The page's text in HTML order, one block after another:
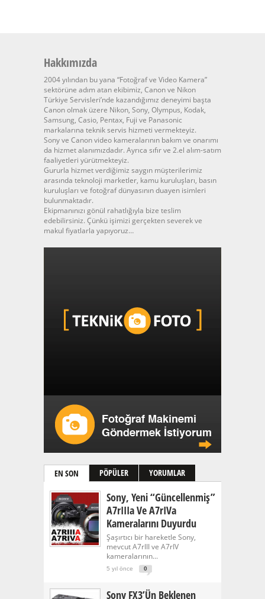
Hakkımızda
2004 yılından bu yana “Fotoğraf ve Video Kamera”
sektörüne adım atan ekibimiz, Canon ve Nikon
Türkiye Servisleri’nde kazandığımız deneyimi başta
Canon olmak üzere Nikon, Sony, Olympus, Kodak,
Samsung, Casio, Pentax, Fuji ve Panasonic
markalarına teknik servis hizmeti vermekteyiz.
Sony ve Canon video kameralarının bakım ve onarımı
da hizmet alanımızdadır. Ayrıca sıfır ve 2.el alım-satım
faaliyetleri yürütmekteyiz.
Gururla hizmet verdiğimiz saygın müşterilerimiz
arasında teknoloji marketler, kamu kuruluşları, basın
kuruluşları ve fotoğraf dünyasının duayen isimleri
bulunmaktadır.
Ekipmanınızı gönül rahatlığıyla bize teslim
edebilirsiniz. Çünkü işimizi gerçekten severek ve
makul fiyatlarla yapıyoruz…
EN SON PÖPÜLER YORUMLAR
Sony, Yeni “güncellenmiş”
A7rIIIa Ve A7rIVa
Kameralarını Duyurdu
Şaşırtıcı bir hareketle Sony,
mevcut A7rIII ve A7rIV
kameralarının...
5 yıl önce 0
Sony FX3’ün Beklenen